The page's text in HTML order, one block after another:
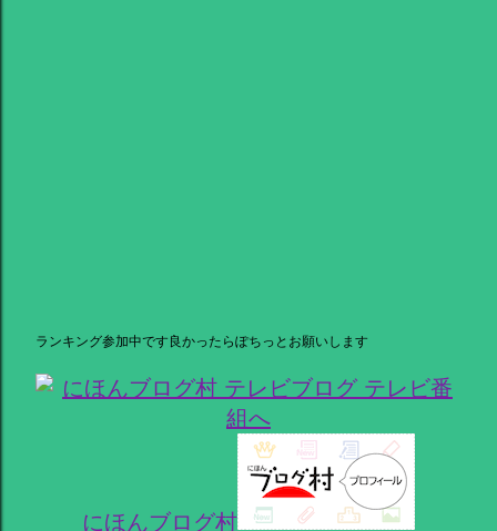
ランキング参加中です良かったらぽちっとお願いします
にほんブログ村